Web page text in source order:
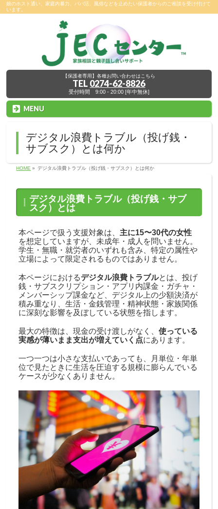
娘のホスト通い、家庭内暴力、パパ活、風俗などを止めたい保護者からのご相談を受け付けて
います。
【保護者専用】各種お問い合わせはこちら
TEL 0274-62-8826
受付時間 9:00 - 20:00 [年中無休]
MENU
デジタル浪費トラブル（投げ銭・
サブスク）とは何か
HOME » デジタル浪費トラブル（投げ銭・サブスク）とは何か
デジタル浪費トラブル（投げ銭・サブ
スク）とは
本ページで扱う支援対象は、 主に15〜30代の女性
を想定していますが、未成年・成人を問いません。
学生・無職・就労者のいずれも含み、特定の属性や
立場によって限定されるものではありません。
本ページにおけるデジタル浪費トラブルとは、投げ
銭・サブスクリプション・アプリ内課金・ガチャ・
メンバーシップ課金など、デジタル上の少額決済が
積み重なり、生活・金銭管理・精神状態・家族関係
に深刻な影響を及ぼしている状態を指します。
最大の特徴は、現金の受け渡しがなく、使っている
実感が薄いまま支出が増えていく点にあります。
一つ一つは小さな支払いであっても、月単位・年単
位で見たときに生活を圧迫する規模に膨らんでいる
ケースが少なくありません。